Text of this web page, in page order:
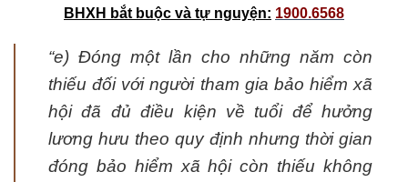
BHXH bắt buộc và tự nguyện: 1900.6568
“e) Đóng một lần cho những năm còn
thiếu đối với người tham gia bảo hiểm xã
hội đã đủ điều kiện về tuổi để hưởng
lương hưu theo quy định nhưng thời gian
đóng bảo hiểm xã hội còn thiếu không